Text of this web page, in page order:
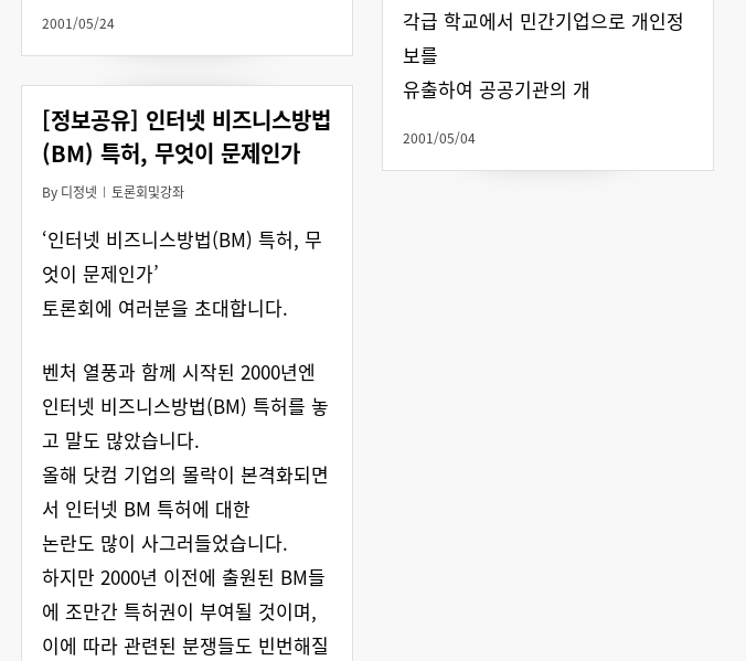
2001/05/24
각급 학교에서 민간기업으로 개인정
보를
유출하여 공공기관의 개
2001/05/04
[정보공유] 인터넷 비즈니스방법
(BM) 특허, 무엇이 문제인가
By 디정넷 토론회및강좌
‘인터넷 비즈니스방법(BM) 특허, 무
엇이 문제인가’
토론회에 여러분을 초대합니다.
벤처 열풍과 함께 시작된 2000년엔
인터넷 비즈니스방법(BM) 특허를 놓
고 말도 많았습니다.
올해 닷컴 기업의 몰락이 본격화되면
서 인터넷 BM 특허에 대한
논란도 많이 사그러들었습니다.
하지만 2000년 이전에 출원된 BM들
에 조만간 특허권이 부여될 것이며,
이에 따라 관련된 분쟁들도 빈번해질